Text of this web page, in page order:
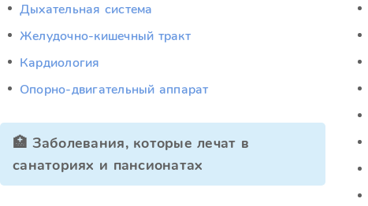
Дыхательная система
Желудочно-кишечный тракт
Кардиология
Опорно-двигательный аппарат
🏥 Заболевания, которые лечат в
санаториях и пансионатах